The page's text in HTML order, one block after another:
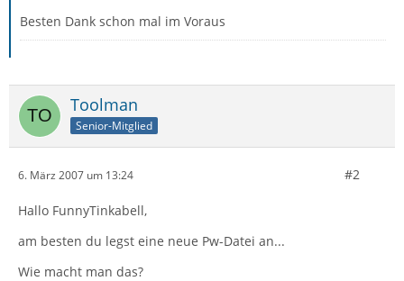
Besten Dank schon mal im Voraus
Toolman
Senior-Mitglied
6. März 2007 um 13:24 #2
Hallo FunnyTinkabell,
am besten du legst eine neue Pw-Datei an...
Wie macht man das?